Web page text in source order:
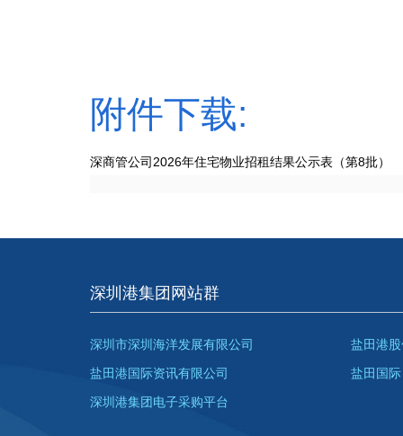
附件下载:
深商管公司2026年住宅物业招租结果公示表（第8批）
深圳港集团网站群
深圳市深圳海洋发展有限公司 盐田港
盐田港国际资讯有限公司 盐田国际
深圳港集团电子采购平台